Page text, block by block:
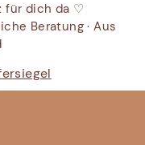
für dich da ♡
Beratung · Aus